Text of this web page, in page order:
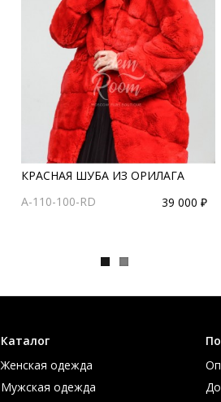
КРАСНАЯ ШУБА ИЗ ОРИЛАГА
A-110-100-RD
39 000 ₽
Каталог
Женская одежда
Мужская одежда